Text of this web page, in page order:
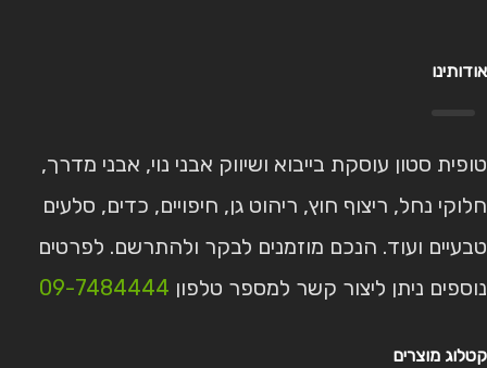
אודותינו
טופית סטון עוסקת בייבוא ושיווק אבני נוי, אבני מדרך,
חלוקי נחל, ריצוף חוץ, ריהוט גן, חיפויים, כדים, סלעים
טבעיים ועוד. הנכם מוזמנים לבקר ולהתרשם. לפרטים
נוספים ניתן ליצור קשר למספר טלפון 09-7484444
קטלוג מוצרים